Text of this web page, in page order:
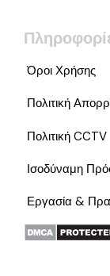
Όροι Χρήσης
Πολιτική
Πολιτική CCTV
Ισοδύναμη
Εργασία &